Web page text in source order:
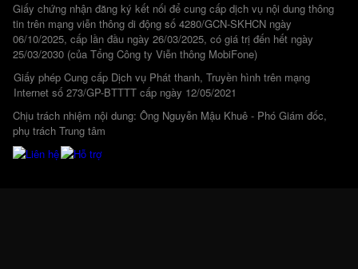
Giấy chứng nhận đăng ký kết nối để cung cấp dịch vụ nội dung thông
tin trên mạng viễn thông di động số 4280/GCN-SKHCN ngày
06/10/2025, cấp lần đầu ngày 26/03/2025, có giá trị đến hết ngày
25/03/2030 (của Tổng Công ty Viễn thông MobiFone)
Giấy phép Cung cấp Dịch vụ Phát thanh, Truyền hình trên mạng
Internet số 273/GP-BTTTT cấp ngày 12/05/2021
Chịu trách nhiệm nội dung: Ông Nguyễn Mậu Khuê - Phó Giám đốc,
phụ trách Trung tâm